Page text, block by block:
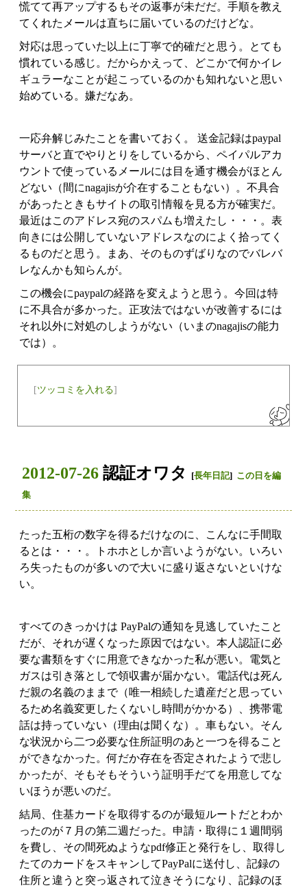
慌てて再アップするもその返事が未だだ。手順を教え
てくれたメールは直ちに届いているのだけどな。
対応は思っていた以上に丁寧で的確だと思う。とても
慣れている感じ。だからかえって、どこかで何かイレ
ギュラーなことが起こっているのかも知れないと思い
始めている。嫌だなあ。
一応弁解じみたことを書いておく。 送金記録はpaypal
サーバと直でやりとりをしているから、ペイパルアカ
ウントで使っているメールには目を通す機会がほとん
どない（間にnagajisが介在することもない）。不具合
があったときもサイトの取引情報を見る方が確実だ。
最近はこのアドレス宛のスパムも増えたし・・・。表
向きには公開していないアドレスなのによく拾ってく
るものだと思う。まあ、そのものずばりなのでバレバ
レなんかも知らんが。
この機会にpaypalの経路を変えようと思う。今回は特
に不具合が多かった。正攻法ではないが改善するには
それ以外に対処のしようがない（いまのnagajisの能力
では）。
[ツッコミを入れる]
2012-07-26 認証オワタ [長年日記] この日を編
集
たった五桁の数字を得るだけなのに、こんなに手間取
るとは・・・。トホホとしか言いようがない。いろい
ろ失ったものが多いので大いに盛り返さないといけな
い。
すべてのきっかけは PayPalの通知を見逃していたこと
だが、それが遅くなった原因ではない。本人認証に必
要な書類をすぐに用意できなかった私が悪い。電気と
ガスは引き落としで領収書が届かない。電話代は死ん
だ親の名義のままで（唯一相続した遺産だと思ってい
るため名義変更したくないし時間がかかる）、携帯電
話は持っていない（理由は聞くな）。車もない。そん
な状況から二つ必要な住所証明のあと一つを得ること
ができなかった。何だか存在を否定されたようで悲し
かったが、そもそもそういう証明手だてを用意してな
いほうが悪いのだ。
結局、住基カードを取得するのが最短ルートだとわか
ったのが７月の第二週だった。申請・取得に１週間弱
を費し、その間死ぬようなpdf修正と発行をし、取得し
たてのカードをスキャンしてPayPalに送付し、記録の
住所と違うと突っ返されて泣きそうになり、記録のほ